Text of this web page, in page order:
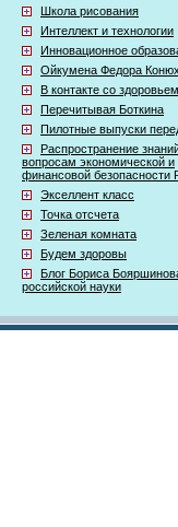
Школа рисования
Интеллект и технологии
Инновационное
Ойкумена Федора
В контакте со здоровьем
Перечитывая Боткина
Пилотные выпуски
Распространение
вопросам экономической и
финансовой безопасности
Экселлент класс
Точка отсчета
Зеленая комната
Будем здоровы
Блог Бориса
российской науки